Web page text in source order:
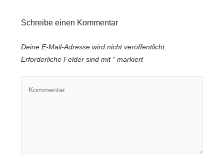
Schreibe einen Kommentar
Deine E-Mail-Adresse wird nicht veröffentlicht.
Erforderliche Felder sind mit *markiert